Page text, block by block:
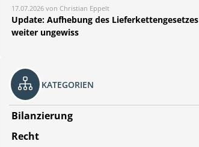
17.07.2026 von Christian Eppelt
Update: Aufhebung des Lieferkettengesetzes
weiter ungewiss
KATEGORIEN
Bilanzierung
Recht